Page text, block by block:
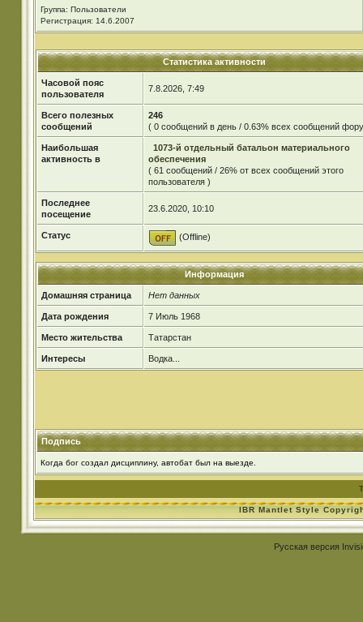
Группа: Пользователи
Регистрация: 14.6.2007
Статистика активности
Часовой пояс
пользователя
7.8.2026, 7:49
Всего полезных
сообщений
246
( 0 сообщений в день / 0.63% всех сообщений
Наибольшая
активность в
1073-й отдельный батальон материального
обеспечения
( 61 сообщений / 26% от всех сообщений этого
пользователя )
Последнее
посещение
23.6.2020, 10:10
Статус (Offline)
Информация
Домашняя страница Нет данных
Дата рождения 7 Июль 1968
Место жительства Татарстан
Интересы Водка...
Подпись
Когда бог создал дисциплину, автобат был на выезде.
IBR Mantlet Style
Русская версия